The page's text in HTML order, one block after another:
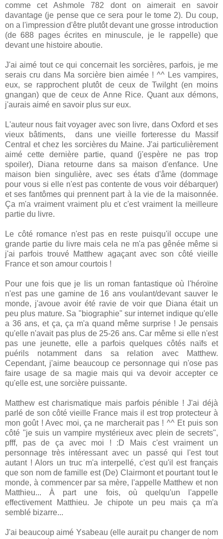
comme cet Ashmole 782 dont on aimerait en savoir
davantage (je pense que ce sera pour le tome 2). Du coup,
on a l'impression d'être plutôt devant une grosse introduction
(de 688 pages écrites en minuscule, je le rappelle) que
devant une histoire aboutie.
J'ai aimé tout ce qui concernait les sorcières, parfois, je me
serais cru dans Ma sorcière bien aimée ! ^^ Les vampires,
eux, se rapprochent plutôt de ceux de Twilght (en moins
gnangan) que de ceux de Anne Rice. Quant aux démons,
j'aurais aimé en savoir plus sur eux.
L'auteur nous fait voyager avec son livre, dans Oxford et ses
vieux bâtiments, dans une vieille forteresse du Massif
Central et chez les sorcières du Maine. J'ai particulièrement
aimé cette dernière partie, quand (j'espère ne pas trop
spoiler), Diana retourne dans sa maison d'enfance. Une
maison bien singulière, avec ses états d'âme (dommage
pour vous si elle n'est pas contente de vous voir débarquer)
et ses fantômes qui prennent part à la vie de la maisonnée.
Ça m'a vraiment vraiment plu et c'est vraiment la meilleure
partie du livre.
Le côté romance n'est pas en reste puisqu'il occupe une
grande partie du livre mais cela ne m'a pas gênée même si
j'ai parfois trouvé Matthew agaçant avec son côté vieille
France et son amour courtois !
Pour une fois que je lis un roman fantastique où l'héroïne
n'est pas une gamine de 16 ans voulant/devant sauver le
monde, j'avoue avoir été ravie de voir que Diana était un
peu plus mature. Sa "biographie" sur internet indique qu'elle
a 36 ans, et ça, ça m'a quand même surprise ! Je pensais
qu'elle n'avait pas plus de 25-26 ans. Car même si elle n'est
pas une jeunette, elle a parfois quelques côtés naïfs et
puérils notamment dans sa relation avec Matthew.
Cependant, j'aime beaucoup ce personnage qui n'ose pas
faire usage de sa magie mais qui va devoir accepter ce
qu'elle est, une sorcière puissante.
Matthew est charismatique mais parfois pénible ! J'ai déjà
parlé de son côté vieille France mais il est trop protecteur à
mon goût ! Avec moi, ça ne marcherait pas ! ^^ Et puis son
côté "je suis un vampire mystérieux avec plein de secrets",
pfff, pas de ça avec moi ! :D Mais c'est vraiment un
personnage très intéressant avec un passé qui l'est tout
autant ! Alors un truc m'a interpellé, c'est qu'il est français
que son nom de famille est (De) Clairmont et pourtant tout le
monde, à commencer par sa mère, l'appelle Matthew et non
Matthieu... À part une fois, où quelqu'un l'appelle
effectivement Matthieu. Je chipote un peu mais ça m'a
semblé bizarre...
J'ai beaucoup aimé Ysabeau (elle aurait pu changer de nom